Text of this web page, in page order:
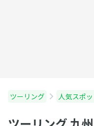
ツーリング 人気スポッ